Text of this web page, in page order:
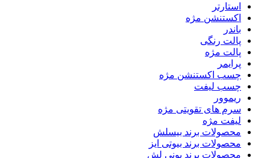
استارتر
اکستنشن مژه
باندر
پالت رنگی
پالت مژه
پرایمر
چسب اکستنشن مژه
چسب لیفت
ریموور
سرم های تقویتی مژه
لیفت مژه
محصولات برند بیسلش
محصولات برند بیوتی ایز
محصولات برند پونی لش